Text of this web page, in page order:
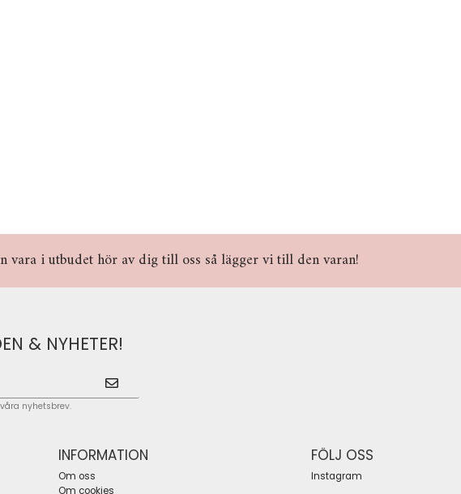
vara i utbudet hör av dig till oss så lägger vi till den varan!
& NYHETER!
nyhetsbrev.
INFORMATION
Om oss
Om cookies
FÖLJ OSS
Instagram